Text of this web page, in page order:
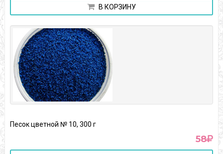
В КОРЗИНУ
Песок цветной № 10, 300 г
58